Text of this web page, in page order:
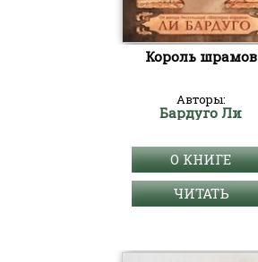
Король шрамов
Авторы:
Бардуго Ли
О КНИГЕ
ЧИТАТЬ